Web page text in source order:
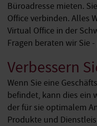
Büroadresse mieten.
Office verbinden. Alles
Virtual Office in der
Fragen beraten wir Sie
Verbessern
Wenn Sie eine
befindet, kann dies ein
der für sie optimalem
Produkte und